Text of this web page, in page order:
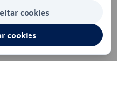
cookies
cookies